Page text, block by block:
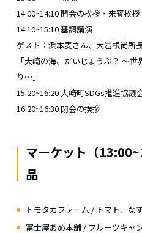
14:00~14:10 開会の挨拶・来賓挨拶
14:10~15:10 基調講演
ゲスト：浜本麦さん、大岩根尚所
「大崎の海、だいじょうぶ？ 〜
り〜」
15:20~16:20 大崎町SDGs推進協議
16:20~16:30 閉会の挨拶
マーケット（
品
トモタカファーム / トマト、な
冨士屋あめ本舗 / フルーツキャ